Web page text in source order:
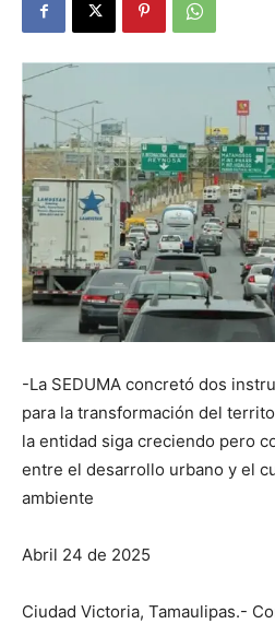
-La SEDUMA concretó dos
para la transformación del
la entidad siga creciendo pero
entre el desarrollo urbano y el
ambiente
Abril 24 de 2025
Ciudad Victoria, Tamaulipas.-